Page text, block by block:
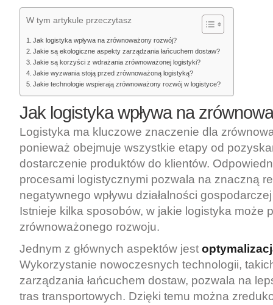
W tym artykule przeczytasz
Jak logistyka wpływa na zrównoważony rozwój?
Jakie są ekologiczne aspekty zarządzania łańcuchem dostaw?
Jakie są korzyści z wdrażania zrównoważonej logistyki?
Jakie wyzwania stoją przed zrównoważoną logistyką?
Jakie technologie wspierają zrównoważony rozwój w logistyce?
Jak logistyka wpływa na
Logistyka ma kluczowe znaczenie dla
ponieważ obejmuje wszystkie etapy od
dostarczenie produktów do klientów.
procesami logistycznymi pozwala na znaczną
negatywnego wpływu działalności
Istnieje kilka sposobów, w jakie logistyka może
zrównoważonego rozwoju.
Jednym z głównych aspektów jest
Wykorzystanie nowoczesnych technologii,
zarządzania łańcuchem dostaw, pozwala na
tras transportowych. Dzięki temu można